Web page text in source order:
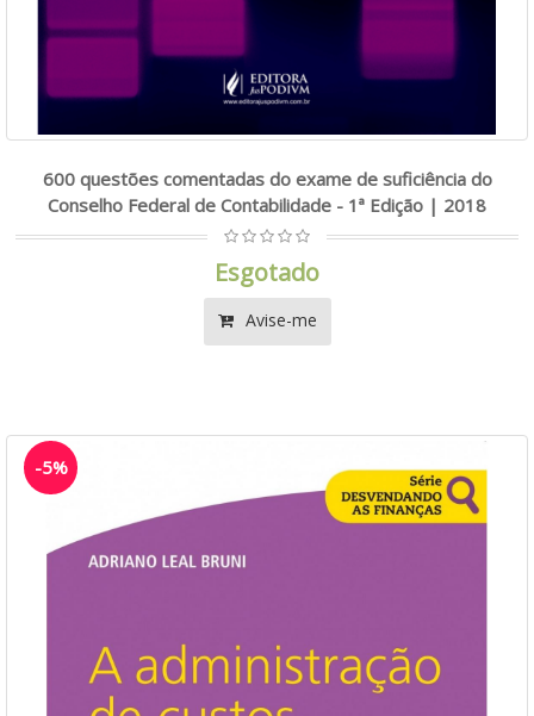
600 questões comentadas do exame de suficiência do
Conselho Federal de Contabilidade - 1ª Edição | 2018
Esgotado
Avise-me
-5%